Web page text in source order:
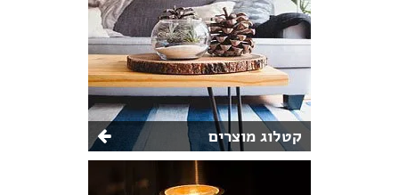
קטלוג מוצרים